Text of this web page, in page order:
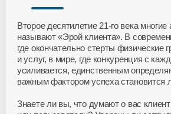
Второе десятилетие 21-го века многие
называют «Эрой клиента». В
где окончательно стерты физические
и услуг, в мире, где конкуренция с
усиливается, единственным
важным фактором успеха становится
Знаете ли вы, что думают о вас